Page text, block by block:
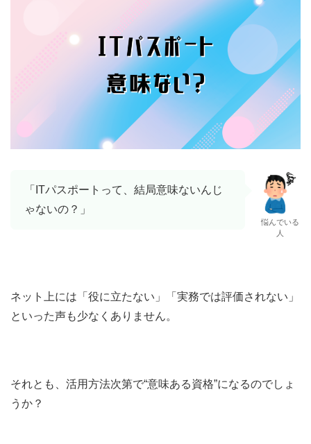
「ITパスポートって、結局意味ないんじ
ゃないの？」
悩んでいる
人
ネット上には「役に立たない」「実務では評価されない」
といった声も少なくありません。
それとも、活用方法次第で“意味ある資格”になるのでしょ
うか？